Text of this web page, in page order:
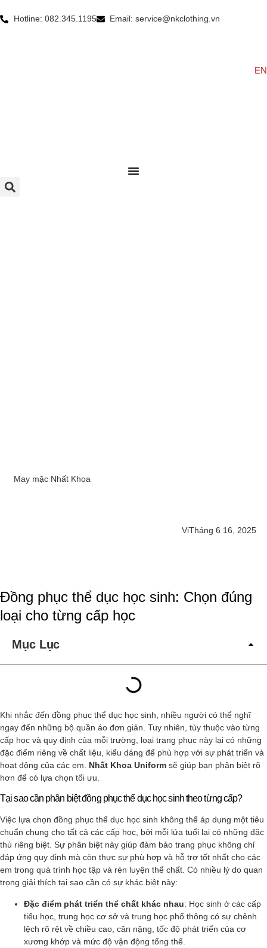
Hotline: 082.345.1195 Email: service@nkclothing.vn
EN
May mặc Nhất Khoa
ViTháng 6 16, 2025
Đồng phục thể dục học sinh: Chọn đúng
loại cho từng cấp học
Mục Lục
Khi nhắc đến đồng phục thể dục học sinh, nhiều người có thể nghĩ
ngay đến những bộ quần áo đơn giản. Tuy nhiên, tùy thuộc vào từng
cấp học và quy định của mỗi trường, loại trang phục này lại có những
đặc điểm riêng về chất liệu, kiểu dáng để phù hợp với sự phát triển và
hoạt động của các em. Nhất Khoa Uniform sẽ giúp bạn phân biệt rõ
hơn để có lựa chọn tối ưu.
Tại sao cần phân biệt đồng phục thể dục học sinh theo từng cấp?
Việc lựa chọn đồng phục thể dục học sinh không thể áp dụng một tiêu
chuẩn chung cho tất cả các cấp học, bởi mỗi lứa tuổi lại có những đặc
thù riêng biệt. Sự phân biệt này giúp đảm bảo trang phục không chỉ
đáp ứng quy định mà còn thực sự phù hợp và hỗ trợ tốt nhất cho các
em trong quá trình học tập và rèn luyện thể chất. Có nhiều lý do quan
trọng giải thích tại sao cần có sự khác biệt này:
Đặc điểm phát triển thể chất khác nhau: Học sinh ở các cấp
tiểu học, trung học cơ sở và trung học phổ thông có sự chênh
lệch rõ rệt về chiều cao, cân nặng, tốc độ phát triển của cơ
xương khớp và mức độ vận động tổng thể.